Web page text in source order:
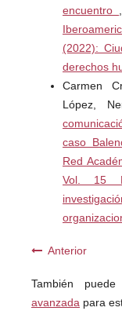
encuentro
(2022):
derechos
Carmen
López,
caso
Red
Vol. 15
Anterior
También puede
avanzadapara